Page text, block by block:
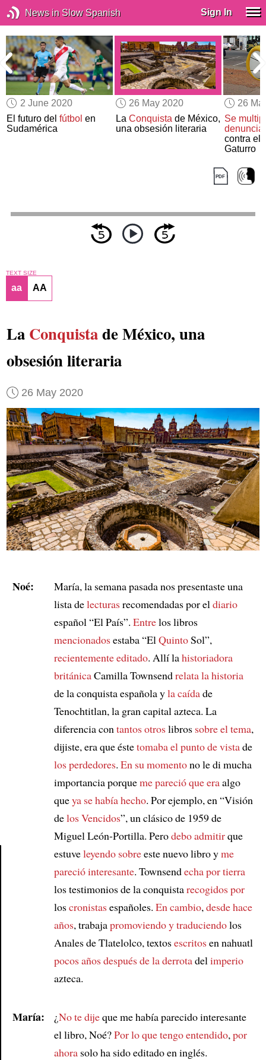
News in Slow Spanish Sign In
2 June 2020
El futuro delfútbol en
Sudamérica
26 May 2020
La Conquistade México,
una obsesión literaria
26
Se
contra el
Gaturro
TEXT SIZE
aa AA
La Conquistade México, una
obsesión literaria
26 May 2020
Noé:
María, la semana pasada nos presentaste una
lista delecturasrecomendadas por el diario
español “El País”. Entrelos libros
mencionadosestaba “El QuintoSol”,
recientemente editado. Allí lahistoriadora
británicaCamilla Townsendrelata la historia
de la conquista española yla caídade
Tenochtitlan, la gran capital azteca. La
diferencia con tantos otroslibros sobre el tema,
dijiste, era que éstetomaba el punto de vistade
los perdedores. En su momentono le di mucha
importancia porqueme pareció que eraalgo
queya se había hecho. Por ejemplo, en “Visión
delos Vencidos”, un clásico de 1959 de
Miguel León-Portilla. Perodebo admitirque
estuveleyendo sobreeste nuevo libro yme
pareció interesante. Townsendecha por tierra
los testimonios de la conquistarecogidos por
loscronistasespañoles. En cambio, desde hace
años, trabajapromoviendo y traduciendolos
Anales de Tlatelolco, textosescritosen nahuatl
pocos años después de la derrotadel imperio
azteca.
María: ¿No te dijeque me había parecido interesante
el libro, Noé?Por lo que tengo entendido, por
ahorasolo ha sido editado en inglés.